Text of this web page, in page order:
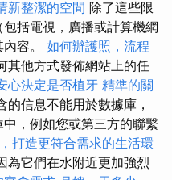
新整潔的空間 除了這些限
括電視，廣播或計算機網
容。 如何辦護照，流程
其他方式發佈網站上的任
心決定是否植牙 精準的關
的信息不能用於數據庫，
，例如您或第三方的聯繫
打造更符合需求的生活環
為它們在水附近更加強烈